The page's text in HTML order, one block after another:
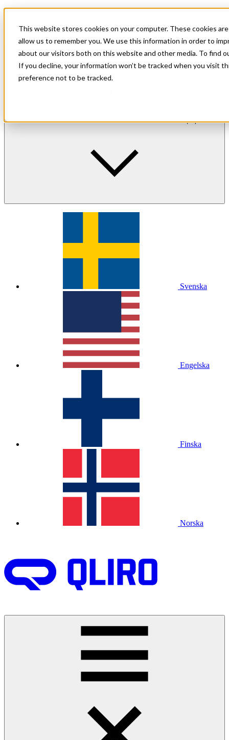
This website stores cookies on your computer. These cookies
allow us to remember you. We use this information in order to
about our visitors both on this website and other media. To find
If you decline, your information won’t be tracked when you visit
preference not to be tracked.
Investor Relations
sv | Språk
Svenska
Engelska
Finska
Norska